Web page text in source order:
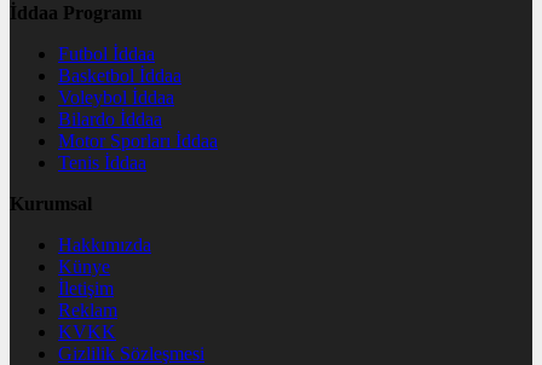
İddaa Programı
Futbol İddaa
Basketbol İddaa
Voleybol İddaa
Bilardo İddaa
Motor Sporları İddaa
Tenis İddaa
Kurumsal
Hakkımızda
Künye
İletişim
Reklam
KVKK
Gizlilik Sözleşmesi